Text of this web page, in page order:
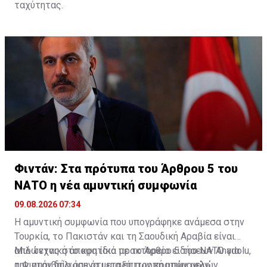
ταχύτητας.
Φιντάν: Στα πρότυπα του Άρθρου 5 του
ΝΑΤΟ η νέα αμυντική συμφωνία
09.08.2026 07:34
Η αμυντική συμφωνία που υπογράφηκε ανάμεσα στην
Τουρκία, το Πακιστάν και τη Σαουδική Αραβία είναι
από τεχνική άποψη ίδια με τo Άρθρο 5 του ΝΑΤΟ για
την αμοιβαία άμυνα μεταξύ των κρατών μελών,
Μιλώντας στο κρατικό πρακτορείο ειδήσεων Anadolu,
ο Φιντάν δήλωσε ότι μια επιτροπή υπουργών,